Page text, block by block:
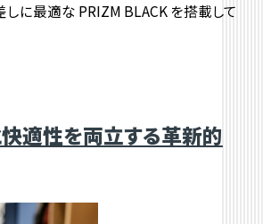
しに最適な PRIZM BLACK を搭載して
適性を両立する革新的